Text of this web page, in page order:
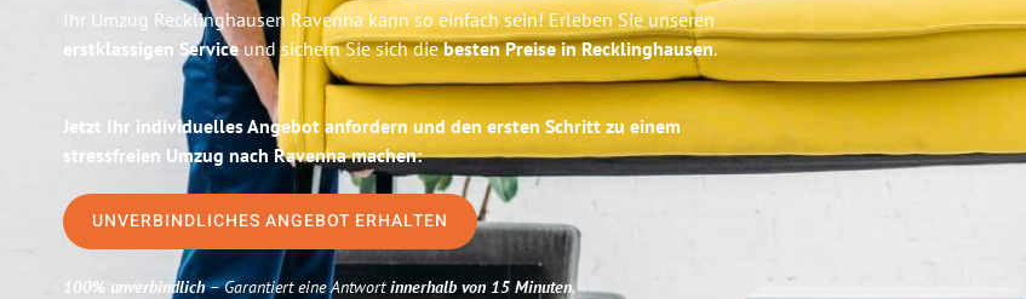
Ihr Umzug Recklinghausen Ravenna kann so einfach sein! Erleben Sie unseren
erstklassigen Serviceund sichern Sie sich diebesten Preise in Recklinghausen.
Jetzt Ihr individuelles Angebot anfordern und den ersten Schritt zu einem
stressfreien Umzug nach Ravenna machen:
UNVERBINDLICHES ANGEBOT ERHALTEN
100% unverbindlich– Garantiert eine Antwortinnerhalb von 15 Minuten.